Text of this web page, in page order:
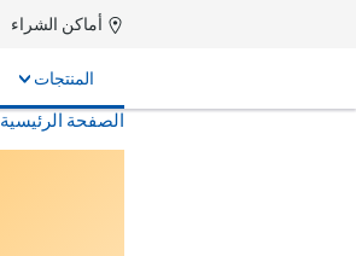
أماكن الشراء
المنتجات
الصفحة الرئيسية